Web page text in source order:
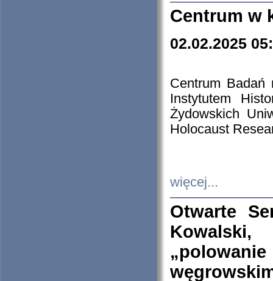
Centrum w
02.02.2025
Centrum Badań
Instytutem
Żydowskich
Holocaust
więcej...
Otwarte